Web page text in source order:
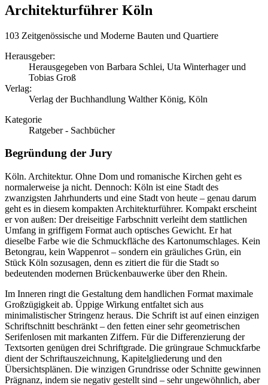
Architekturführer Köln
103 Zeitgenössische und Moderne Bauten und Quartiere
Herausgeber:
Herausgegeben von Barbara Schlei, Uta Winterhager und
Tobias Groß
Verlag:
Verlag der Buchhandlung Walther König, Köln
Kategorie
Ratgeber - Sachbücher
Begründung der Jury
Köln. Architektur. Ohne Dom und romanische Kirchen geht es
normalerweise ja nicht. Dennoch: Köln ist eine Stadt des
zwanzigsten Jahrhunderts und eine Stadt von heute – genau darum
geht es in diesem kompakten Architekturführer. Kompakt erscheint
er von außen: Der dreiseitige Farbschnitt verleiht dem stattlichen
Umfang in griffigem Format auch optisches Gewicht. Er hat
dieselbe Farbe wie die Schmuckfläche des Kartonumschlages. Kein
Betongrau, kein Wappenrot – sondern ein gräuliches Grün, ein
Stück Köln sozusagen, denn es zitiert die für die Stadt so
bedeutenden modernen Brückenbauwerke über den Rhein.
Im Inneren ringt die Gestaltung dem handlichen Format maximale
Großzügigkeit ab. Üppige Wirkung entfaltet sich aus
minimalistischer Stringenz heraus. Die Schrift ist auf einen einzigen
Schriftschnitt beschränkt – den fetten einer sehr geometrischen
Serifenlosen mit markanten Ziffern. Für die Differenzierung der
Textsorten genügen drei Schriftgrade. Die grüngraue Schmuckfarbe
dient der Schriftauszeichnung, Kapitelgliederung und den
Übersichtsplänen. Die winzigen Grundrisse oder Schnitte gewinnen
Prägnanz, indem sie negativ gestellt sind – sehr ungewöhnlich, aber